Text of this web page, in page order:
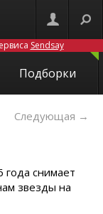
Sendsay
Подборки
Следующая →
года снимает
звезды на